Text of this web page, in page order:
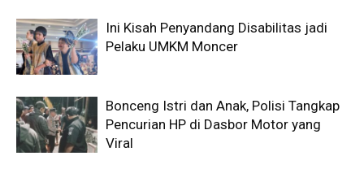
Ini Kisah Penyandang Disabilitas jadi
Pelaku UMKM Moncer
Bonceng Istri dan Anak, Polisi Tangkap
Pencurian HP di Dasbor Motor yang
Viral